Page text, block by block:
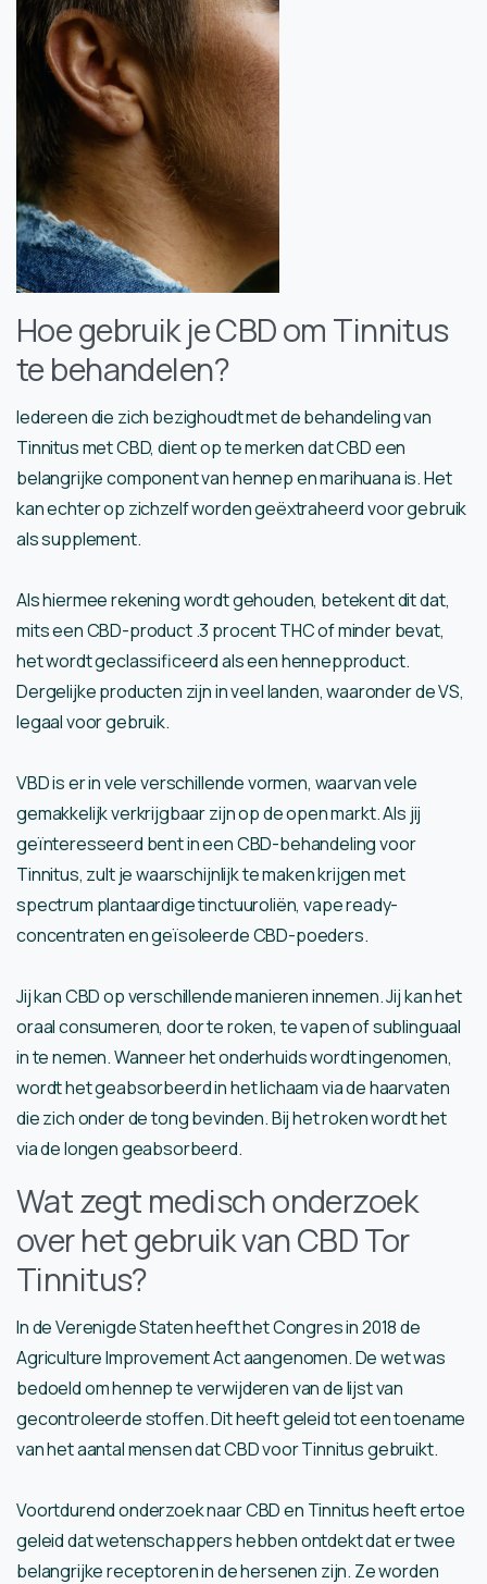
Hoe gebruik je CBD om Tinnitus
te behandelen?
Iedereen die zich bezighoudt met de behandeling van
Tinnitus met CBD, dient op te merken dat CBD een
belangrijke component van hennep en marihuana is. Het
kan echter op zichzelf worden geëxtraheerd voor gebruik
als supplement.
Als hiermee rekening wordt gehouden, betekent dit dat,
mits een CBD-product .3 procent THC of minder bevat,
het wordt geclassificeerd als een hennepproduct.
Dergelijke producten zijn in veel landen, waaronder de VS,
legaal voor gebruik.
VBD is er in vele verschillende vormen, waarvan vele
gemakkelijk verkrijgbaar zijn op de open markt. Als jij
geïnteresseerd bent in een CBD-behandeling voor
Tinnitus, zult je waarschijnlijk te maken krijgen met
spectrum plantaardige tinctuuroliën, vape ready-
concentraten en geïsoleerde CBD-poeders.
Jij kan CBD op verschillende manieren innemen. Jij kan het
oraal consumeren, door te roken, te vapen of sublinguaal
in te nemen. Wanneer het onderhuids wordt ingenomen,
wordt het geabsorbeerd in het lichaam via de haarvaten
die zich onder de tong bevinden. Bij het roken wordt het
via de longen geabsorbeerd.
Wat zegt medisch onderzoek
over het gebruik van CBD Tor
Tinnitus?
In de Verenigde Staten heeft het Congres in 2018 de
Agriculture Improvement Act aangenomen. De wet was
bedoeld om hennep te verwijderen van de lijst van
gecontroleerde stoffen. Dit heeft geleid tot een toename
van het aantal mensen dat CBD voor Tinnitus gebruikt.
Voortdurend onderzoek naar CBD en Tinnitus heeft ertoe
geleid dat wetenschappers hebben ontdekt dat er twee
belangrijke receptoren in de hersenen zijn. Ze worden